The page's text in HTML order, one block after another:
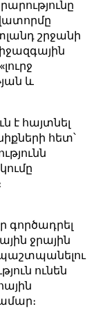
շրջանի
և
է հայտնել
հետ՝
գործադրել
ջրային
ունեն